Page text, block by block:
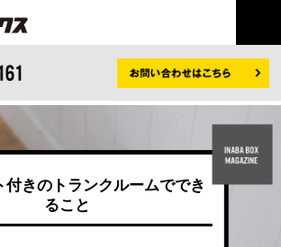
付きのトランクルームででき
ること